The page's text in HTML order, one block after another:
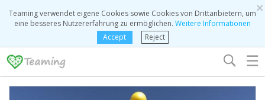
×
Teaming verwendet eigene Cookies sowie Cookies von Drittanbietern, um
eine besseres Nutzererfahrung zu ermöglichen. Weitere Informationen
Accept
Reject
☰